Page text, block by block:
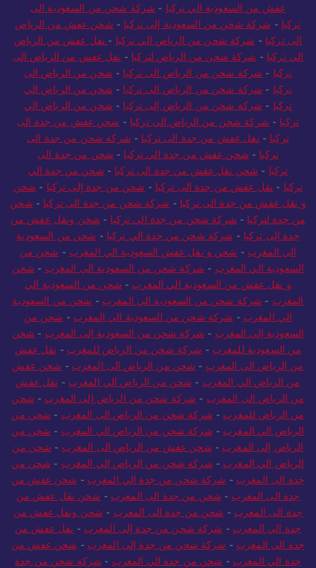
عفش من السعودية الي تركيا - شركة شحن من السعودية الى
تركيا - شركة شحن من السعودية إلى تركيا - شحن عفش من الرياض
الى تركيا - شركة شحن من الرياض الي تركيا - نقل عفش من الرياض
الي تركيا - شركة شحن من الرياض لتركيا - نقل عفش من الرياض الى
تركيا - شركة شحن من الرياض الى تركيا - شحن من الرياض الى
تركيا - شركة شحن من الرياض الى تركيا - شحن من الرياض الي
تركيا - شركة شحن من الرياض إلى تركيا - شحن من الرياض الي
تركيا - شركة شحن من الرياض الي تركيا - شحن عفش من جدة الى
تركيا - نقل عفش من جدة الى تركيا - شركة شحن من جدة الى
تركيا - شحن عفش من جدة الي تركيا - شحن من جدة الى
تركيا - شحن نقل عفش من جدة الى تركيا - شحن من جدة الي
تركيا - نقل عفش من جدة الى تركيا - شحن من جدة إلى تركيا - شحن
و نقل عفش من جدة الى تركيا - شركة شحن من جدة الى تركيا - شحن
من جدة لتركيا - شركة شحن من جدة الي تركيا - شحن ونقل عفش من
جدة إلى تركيا - شركة شحن من جدة الي تركيا - شحن من السعودية
الي المغرب - شحن و نقل عفش السعودية الي المغرب - شحن من
السعودية الي المغرب - شركة شحن من السعودية الى المغرب - شحن
و نقل عفش من السعودية الي المغرب - شحن من السعودية الي
المغرب - شركة شحن من السعودية الي المغرب - شحن من السعودية
الي المغرب - شركة شحن من السعودية الي المغرب - شحن من
السعودية إلى المغرب - شركة شحن من السعودية إلى المغرب - شحن
من السعودية للمغرب - شركة شحن من الرياض للمغرب - نقل عفش
من الرياض الى المغرب - شحن من الرياض الى المغرب - شحن عفش
من الرياض الي المغرب - شحن من الرياض الي المغرب - نقل عفش
من الرياض الى المغرب - شركة شحن من الرياض إلى المغرب - شحن
من الرياض للمغرب - شركة شحن من الرياض الى المغرب - شحن من
الرياض الي المغرب - شركة شحن من الرياض الي المغرب - شحن من
الرياض إلى المغرب - شحن عفش من الرياض الى المغرب - شحن من
الرياض الي المغرب - شركة شحن من الرياض الي المغرب - شحن من
جدة الى المغرب - شركة شحن من جدة الي المغرب - شحن عفش من
جدة الى المغرب - شحن من جدة الى المغرب - شحن نقل عفش من
جدة الى المغرب - شحن من جدة الى المغرب - شحن ونقل عفش من
جدة الي المغرب - شركة شحن من جدة إلى المغرب - نقل عفش من
جدة الى المغرب - شركة شحن من جدة إلى المغرب - شحن عفش من
جدة الي المغرب - شحن من جدة الي المغرب - شركة شحن من جدة